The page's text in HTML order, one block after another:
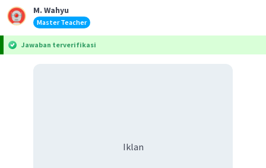
M. Wahyu
Master Teacher
Jawaban terverifikasi
Iklan